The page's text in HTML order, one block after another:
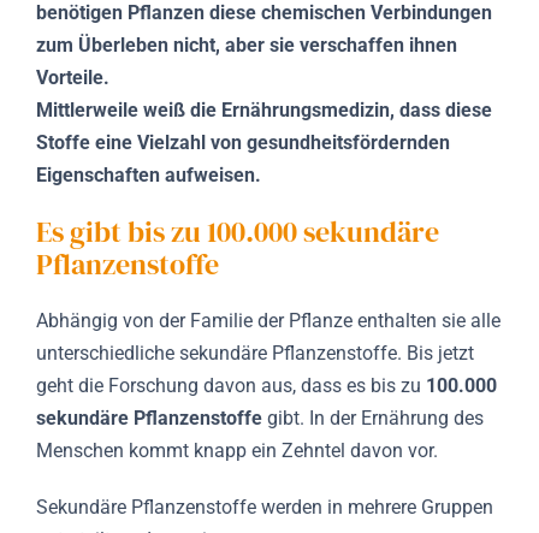
benötigen Pflanzen diese chemischen Verbindungen
zum Überleben nicht, aber sie verschaffen ihnen
Vorteile.
Mittlerweile weiß die Ernährungsmedizin, dass diese
Stoffe eine Vielzahl von gesundheitsfördernden
Eigenschaften aufweisen.
Es gibt bis zu 100.000 sekundäre
Pflanzenstoffe
Abhängig von der Familie der Pflanze enthalten sie alle
unterschiedliche sekundäre Pflanzenstoffe. Bis jetzt
geht die Forschung davon aus, dass es bis zu 100.000
sekundäre Pflanzenstoffegibt. In der Ernährung des
Menschen kommt knapp ein Zehntel davon vor.
Sekundäre Pflanzenstoffe werden in mehrere Gruppen